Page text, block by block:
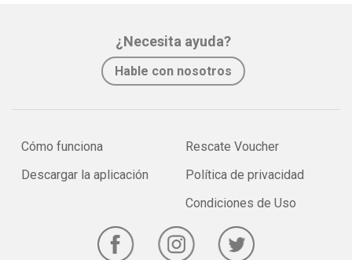
¿Necesita ayuda?
Hable con nosotros
Cómo funciona
Descargar la aplicación
Rescate Voucher
Política de privacidad
Condiciones de Uso